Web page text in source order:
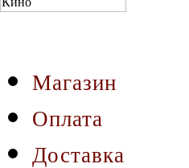
Магазин
Оплата
Доставка